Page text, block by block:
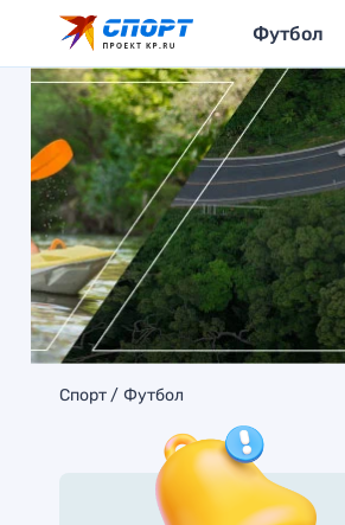
Футбол
Спорт Футбол